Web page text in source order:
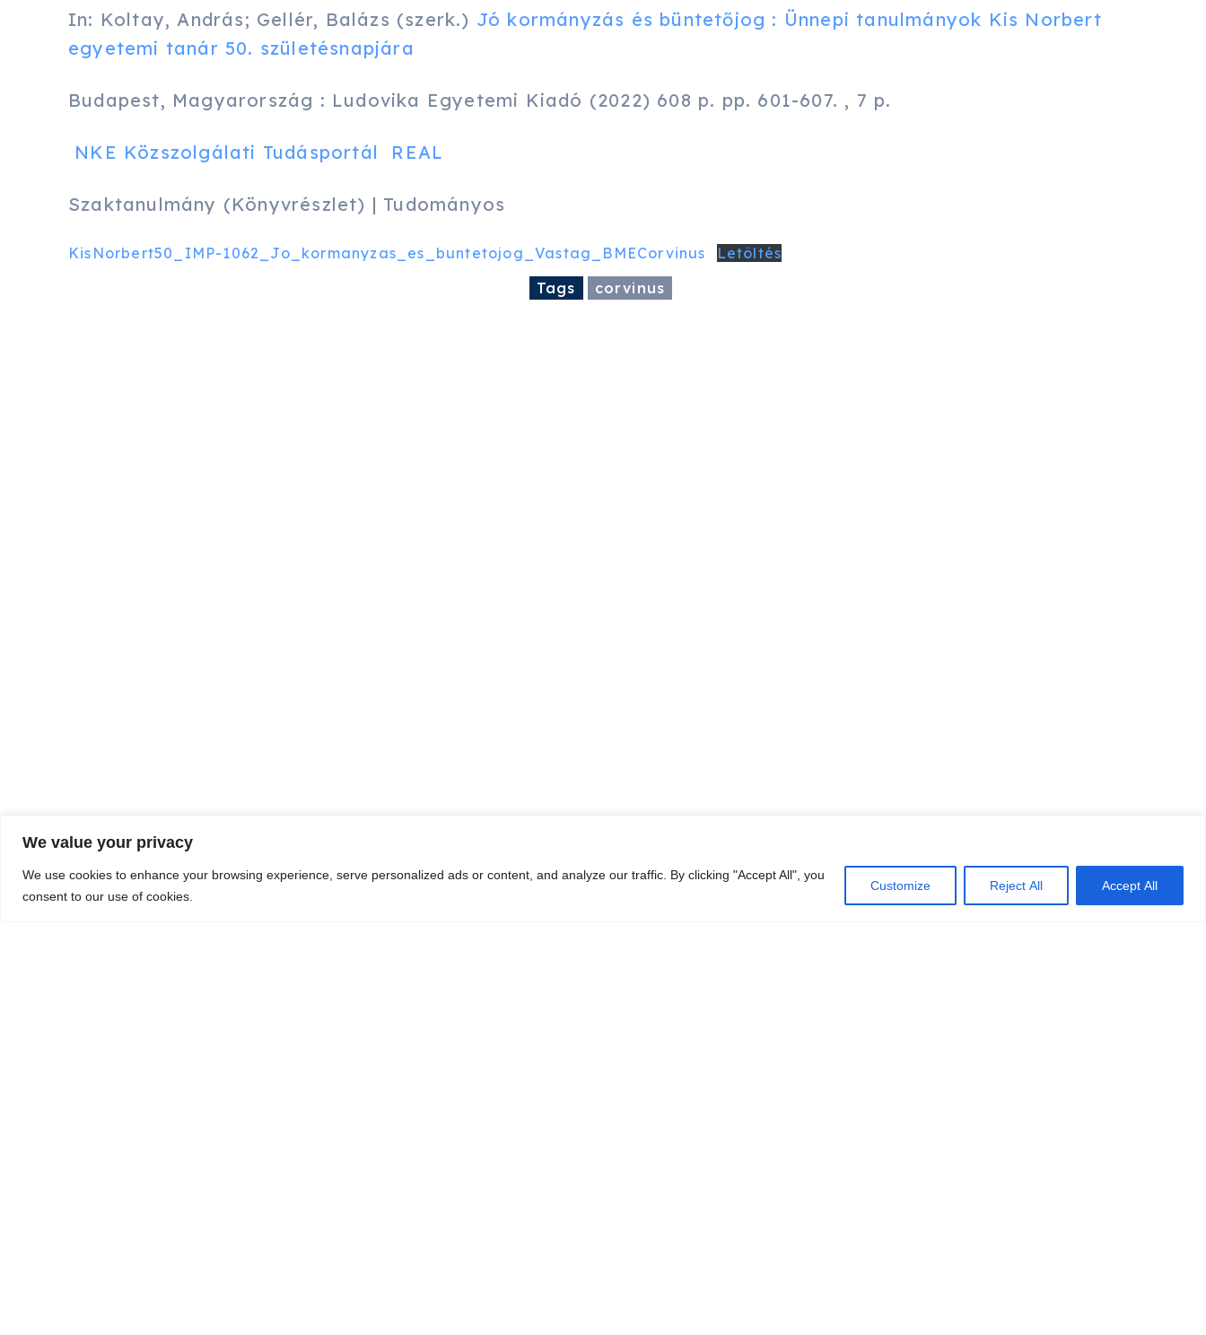
We value your privacy
We use cookies to enhance your browsing experience, serve personalized ads or content, and analyze our traffic. By clicking "Accept All", you
consent to our use of cookies.
Customize Reject All Accept All
In: Koltay, András; Gellér, Balázs (szerk.) Jó kormányzás és büntetőjog : Ünnepi tanulmányok Kis Norbert
egyetemi tanár 50. születésnapjára
Budapest, Magyarország : Ludovika Egyetemi Kiadó (2022) 608 p. pp. 601-607. , 7 p.
NKE Közszolgálati Tudásportál REAL
Szaktanulmány (Könyvrészlet) | Tudományos
KisNorbert50_IMP-1062_Jo_kormanyzas_es_buntetojog_Vastag_BMECorvinus
Letöltés
Tags
corvinus